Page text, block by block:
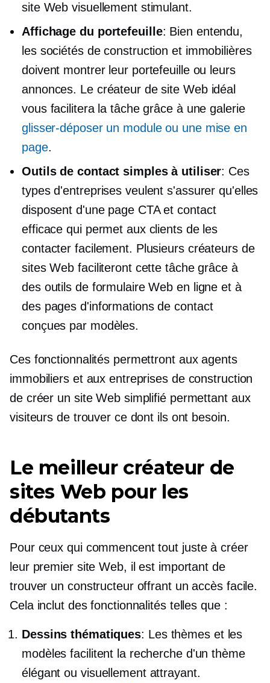
site Web visuellement stimulant.
Affichage du portefeuille: Bien entendu,
les sociétés de construction et immobilières
doivent montrer leur portefeuille ou leurs
annonces. Le créateur de site Web idéal
vous facilitera la tâche grâce à une galerie
glisser-déposer un module ou une mise en
page.
Outils de contact simples à utiliser: Ces
types d'entreprises veulent s'assurer qu'elles
disposent d'une page CTA et contact
efficace qui permet aux clients de les
contacter facilement. Plusieurs créateurs de
sites Web faciliteront cette tâche grâce à
des outils de formulaire Web en ligne et à
des pages d'informations de contact
conçues par modèles.
Ces fonctionnalités permettront aux agents
immobiliers et aux entreprises de construction
de créer un site Web simplifié permettant aux
visiteurs de trouver ce dont ils ont besoin.
Le meilleur créateur de
sites Web pour les
débutants
Pour ceux qui commencent tout juste à créer
leur premier site Web, il est important de
trouver un constructeur offrant un accès facile.
Cela inclut des fonctionnalités telles que :
Dessins thématiques: Les thèmes et les
modèles facilitent la recherche d'un thème
élégant ou visuellement attrayant.